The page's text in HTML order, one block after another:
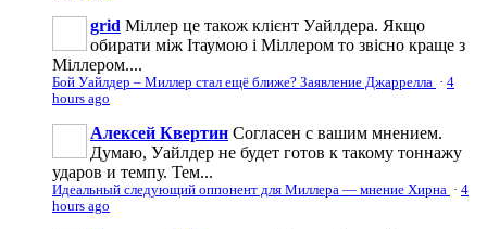
grid Міллер це також клієнт Уайлдера. Якщо
обирати між Ітаумою і Міллером то звісно краще з
Міллером....
Бой Уайлдер – Миллер стал ещё ближе? Заявление Джаррелла · 4
hours ago
Алексей Квертин Согласен с вашим мнением.
Думаю, Уайлдер не будет готов к такому тоннажу
ударов и темпу. Тем...
Идеальный следующий оппонент для Миллера — мнение Хирна · 4
hours ago